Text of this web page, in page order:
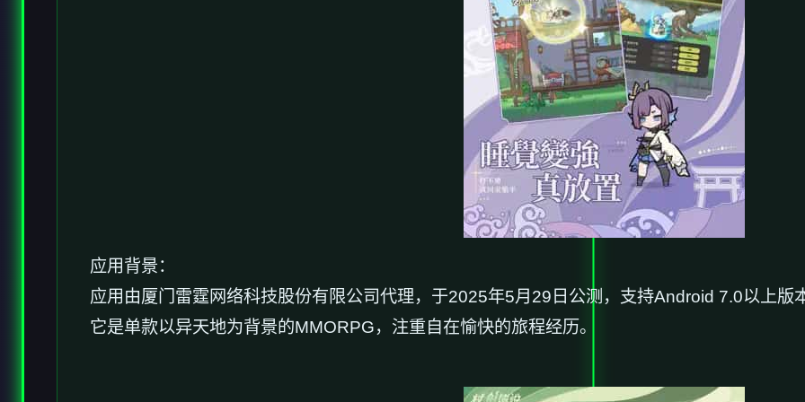
应用背景：
应用由厦门雷霆网络科技股份有限公司代理，于2025年5月29日公测，支持Android 7.0以上版
它是单款以异天地为背景的MMORPG，注重自在愉快的旅程经历。